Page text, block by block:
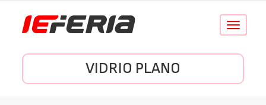
Conmutar
VIDRIO PLANO